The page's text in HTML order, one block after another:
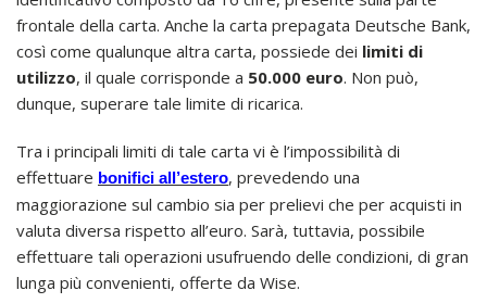
frontale della carta. Anche la carta prepagata Deutsche Bank,
così come qualunque altra carta, possiede dei limiti di
utilizzo, il quale corrisponde a 50.000 euro. Non può,
dunque, superare tale limite di ricarica.
Tra i principali limiti di tale carta vi è l’impossibilità di
effettuare bonifici all’estero, prevedendo una
maggiorazione sul cambio sia per prelievi che per acquisti in
valuta diversa rispetto all’euro. Sarà, tuttavia, possibile
effettuare tali operazioni usufruendo delle condizioni, di gran
lunga più convenienti, offerte da Wise.